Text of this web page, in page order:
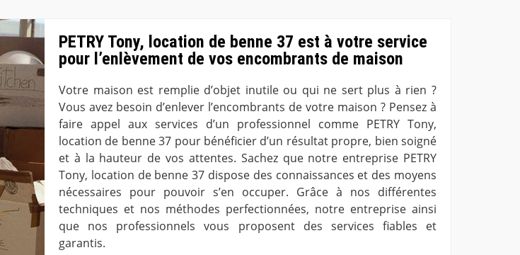
PETRY Tony, location de benne 37 est à votre service
pour l’enlèvement de vos encombrants de maison
Votre maison est remplie d’objet inutile ou qui ne sert plus à rien ?
Vous avez besoin d’enlever l’encombrants de votre maison ? Pensez à
faire appel aux services d’un professionnel comme PETRY Tony,
location de benne 37 pour bénéficier d’un résultat propre, bien soigné
et à la hauteur de vos attentes. Sachez que notre entreprise PETRY
Tony, location de benne 37 dispose des connaissances et des moyens
nécessaires pour pouvoir s’en occuper. Grâce à nos différentes
techniques et nos méthodes perfectionnées, notre entreprise ainsi
que nos professionnels vous proposent des services fiables et
garantis.